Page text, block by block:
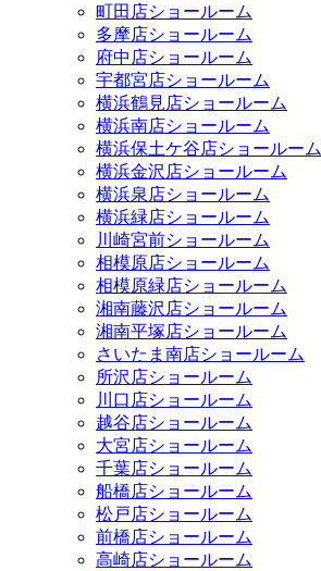
町田店ショールーム
多摩店ショールーム
府中店ショールーム
宇都宮店ショールーム
横浜鶴見店ショールーム
横浜南店ショールーム
横浜保土ケ谷店ショールーム
横浜金沢店ショールーム
横浜泉店ショールーム
横浜緑店ショールーム
川崎宮前ショールーム
相模原店ショールーム
相模原緑店ショールーム
湘南藤沢店ショールーム
湘南平塚店ショールーム
さいたま南店ショールーム
所沢店ショールーム
川口店ショールーム
越谷店ショールーム
大宮店ショールーム
千葉店ショールーム
船橋店ショールーム
松戸店ショールーム
前橋店ショールーム
高崎店ショールーム